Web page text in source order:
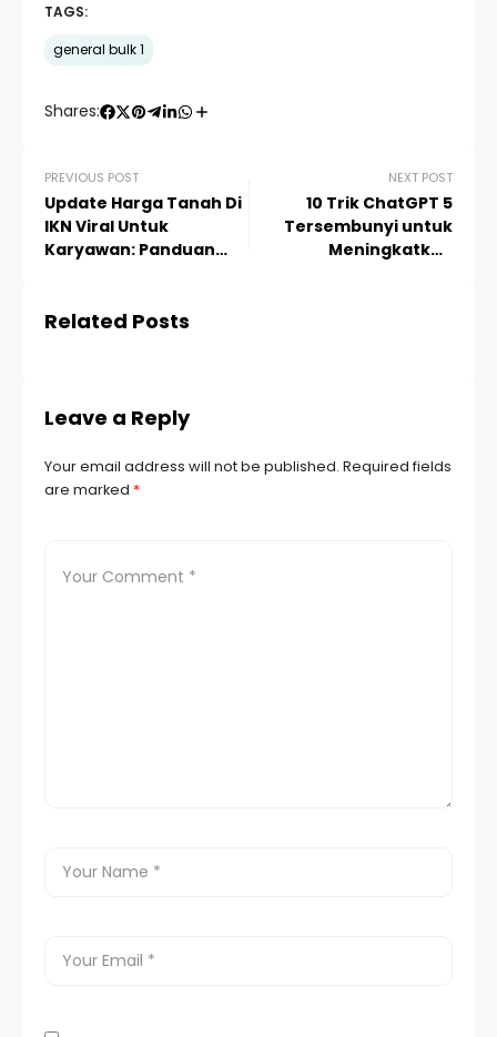
TAGS:
general bulk 1
Shares:
PREVIOUS POST
Update Harga Tanah Di
IKN Viral Untuk
Karyawan: Panduan
NEXT POST
10 Trik ChatGPT 5
Tersembunyi untuk
Meningkatkan
Related Posts
Leave a Reply
Your email address will not be published. Required fields
are marked *